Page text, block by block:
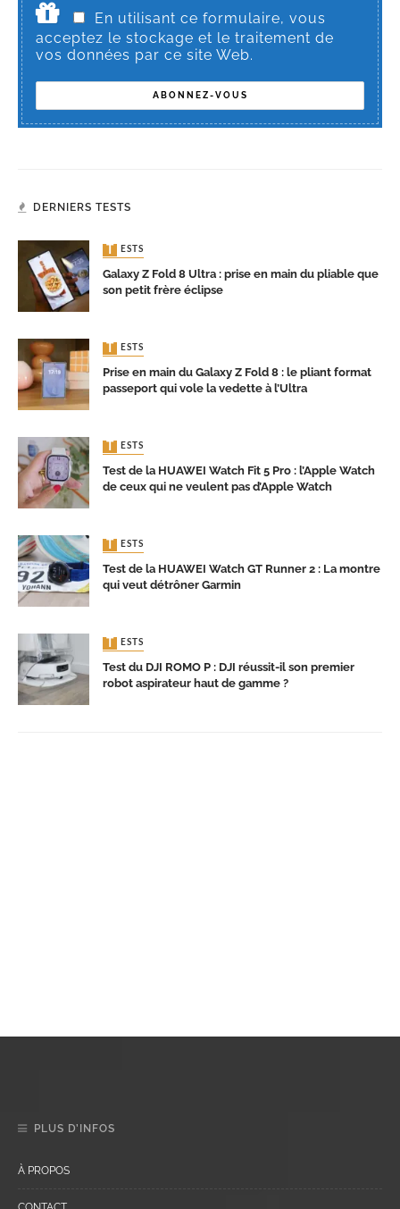
En utilisant ce formulaire, vous
acceptez le stockage et le traitement de
vos données par ce site Web.
DERNIERS TESTS
TESTS
Galaxy Z Fold 8 Ultra : prise en main du pliable que
son petit frère éclipse
TESTS
Prise en main du Galaxy Z Fold 8 : le pliant format
passeport qui vole la vedette à l’Ultra
TESTS
Test de la HUAWEI Watch Fit 5 Pro : l’Apple Watch
de ceux qui ne veulent pas d’Apple Watch
TESTS
Test de la HUAWEI Watch GT Runner 2 : La montre
qui veut détrôner Garmin
TESTS
Test du DJI ROMO P : DJI réussit-il son premier
robot aspirateur haut de gamme ?
PLUS D’INFOS
À PROPOS